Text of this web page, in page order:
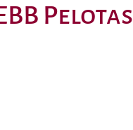
Pelotas